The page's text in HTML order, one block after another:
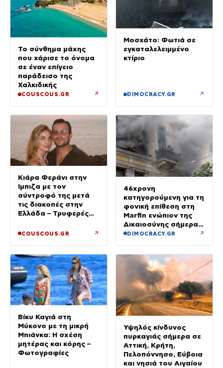
Το σύνθημα μάχης
που χάρισε το όνομα
σε έναν επίγειο
παράδεισο της
Χαλκιδικής
COUSCOUS.GR ↗
Μοσχάτο: Φωτιά σε
εγκαταλελειμμένο
κτίριο
DIMOCRACY.GR ↗
Κιάρα Φεράνι στην
Ίμπιζα με τον
σύντροφό της μετά
τις διακοπές στην
Ελλάδα – Τρυφερές
COUSCOUS.GR ↗
46χρονη
κατηγορούμενη για τη
φονική επίθεση στη
Marfin ενώπιον της
Δικαιοσύνης σήμερα –
Τα στοιχεία που την
DIMOCRACY.GR ↗
Βίκυ Καγιά στη
Μύκονο με τη μικρή
Μπιάνκα: Η σχέση
μητέρας και κόρης –
Φωτογραφίες
Υψηλός κίνδυνος
πυρκαγιάς σήμερα σε
Αττική, Κρήτη,
Πελοπόννησο, Εύβοια
και νησιά του Αιγαίου